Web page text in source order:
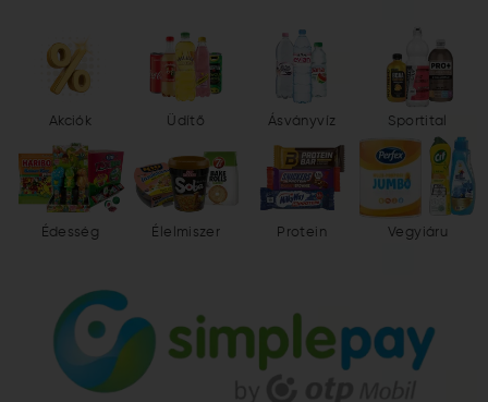
Akciók Üdítő Ásványvíz Sportital
Édesség Élelmiszer Protein Vegyiáru